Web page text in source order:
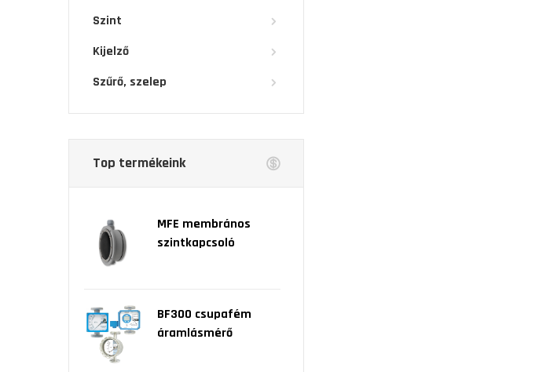
Szint
Kijelző
Szűrő, szelep
Top termékeink
MFE membrános
szintkapcsoló
BF300 csupafém
áramlásmérő